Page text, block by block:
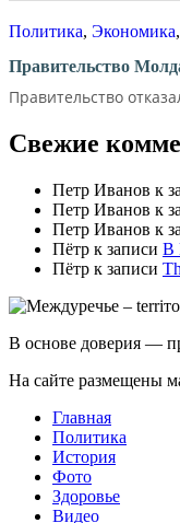
Политика, Экономика,
Правительство
Правительство
Свежие
Петр Иванов к
Петр Иванов к
Петр Иванов к
Пётр к записи В
Пётр к записи
В основе доверия —
На сайте размещены
Главная
Политика
История
Фото
Здоровье
Видео